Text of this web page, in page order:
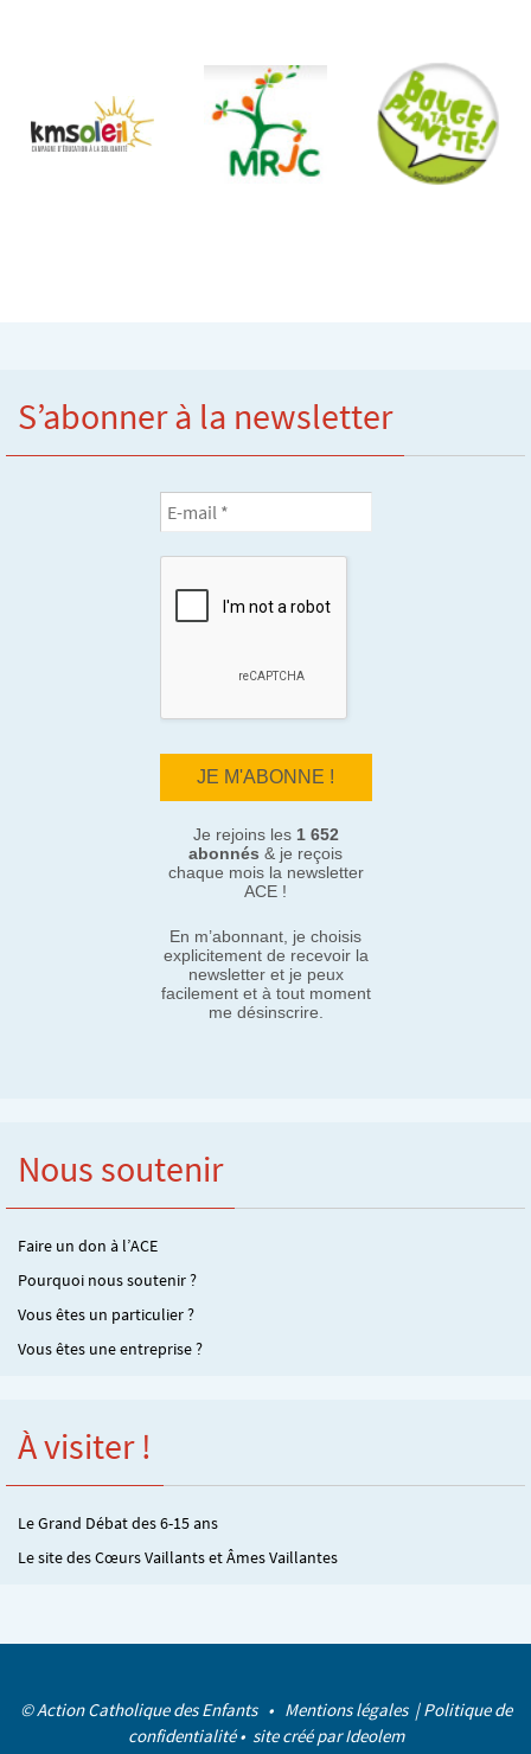
S’abonner à la newsletter
Je rejoins les 1 652
abonnés & je reçois
chaque mois la newsletter
ACE !
En m’abonnant, je choisis
explicitement de recevoir la
newsletter et je peux
facilement et à tout moment
me désinscrire.
Nous soutenir
Faire un don à l’ACE
Pourquoi nous soutenir ?
Vous êtes un particulier ?
Vous êtes une entreprise ?
À visiter !
Le Grand Débat des 6-15 ans
Le site des Cœurs Vaillants et Âmes Vaillantes
© Action Catholique des Enfants • Mentions légales |Politique de
confidentialité• site créé parIdeolem